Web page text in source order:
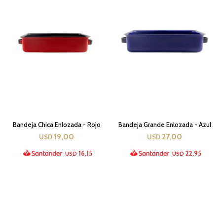
Bandeja Chica Enlozada - Rojo
USD 19,00
USD 16,15
Bandeja Grande Enlozada - Azul
USD 27,00
USD 22,95